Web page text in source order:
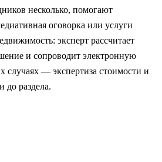
несколько, помогают
оговорка или услуги
эксперт рассчитает
и сопроводит электронную
случаях — экспертиза стоимости и
до раздела.